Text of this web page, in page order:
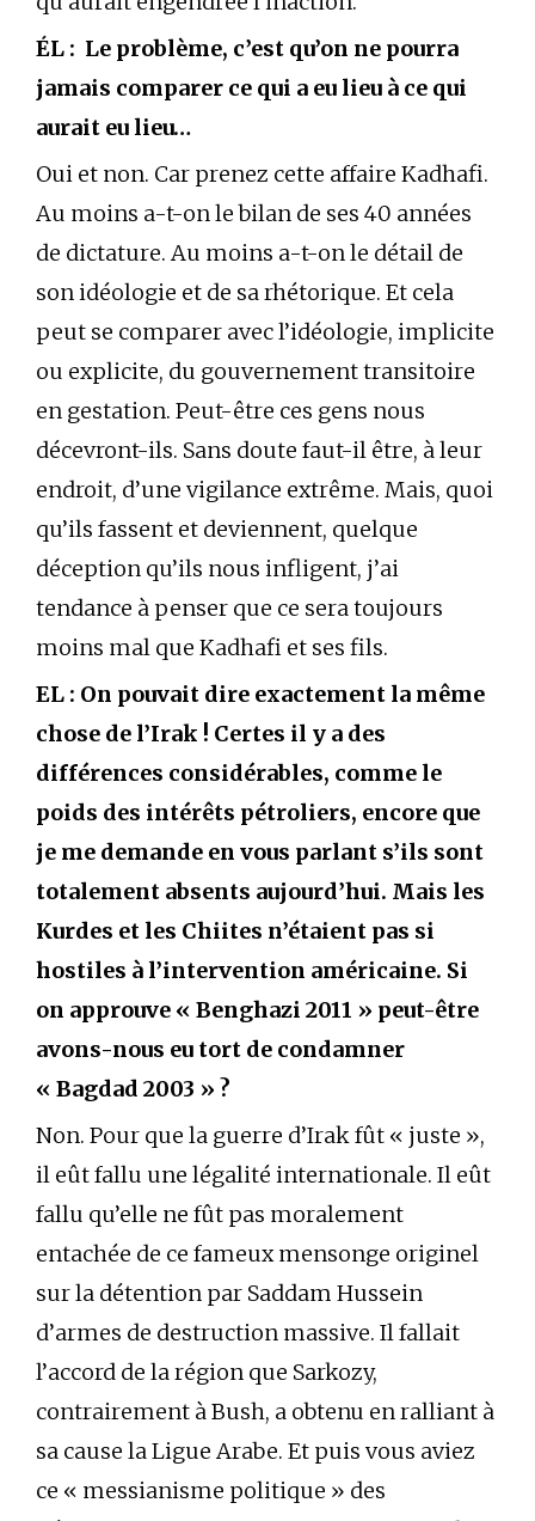
ÉL : Le problème, c’est qu’on ne pourra
jamais comparer ce qui a eu lieu à ce qui
aurait eu lieu…
Oui et non. Car prenez cette affaire Kadhafi.
Au moins a-t-on le bilan de ses 40 années
de dictature. Au moins a-t-on le détail de
son idéologie et de sa rhétorique. Et cela
peut se comparer avec l’idéologie, implicite
ou explicite, du gouvernement transitoire
en gestation. Peut-être ces gens nous
décevront-ils. Sans doute faut-il être, à leur
endroit, d’une vigilance extrême. Mais, quoi
qu’ils fassent et deviennent, quelque
déception qu’ils nous infligent, j’ai
tendance à penser que ce sera toujours
moins mal que Kadhafi et ses fils.
EL : On pouvait dire exactement la même
chose de l’Irak ! Certes il y a des
différences considérables, comme le
poids des intérêts pétroliers, encore que
je me demande en vous parlant s’ils sont
totalement absents aujourd’hui. Mais les
Kurdes et les Chiites n’étaient pas si
hostiles à l’intervention américaine. Si
on approuve « Benghazi 2011 » peut-être
avons-nous eu tort de condamner
« Bagdad 2003 » ?
Non. Pour que la guerre d’Irak fût « juste »,
il eût fallu une légalité internationale. Il eût
fallu qu’elle ne fût pas moralement
entachée de ce fameux mensonge originel
sur la détention par Saddam Hussein
d’armes de destruction massive. Il fallait
l’accord de la région que Sarkozy,
contrairement à Bush, a obtenu en ralliant à
sa cause la Ligue Arabe. Et puis vous aviez
ce « messianisme politique » des